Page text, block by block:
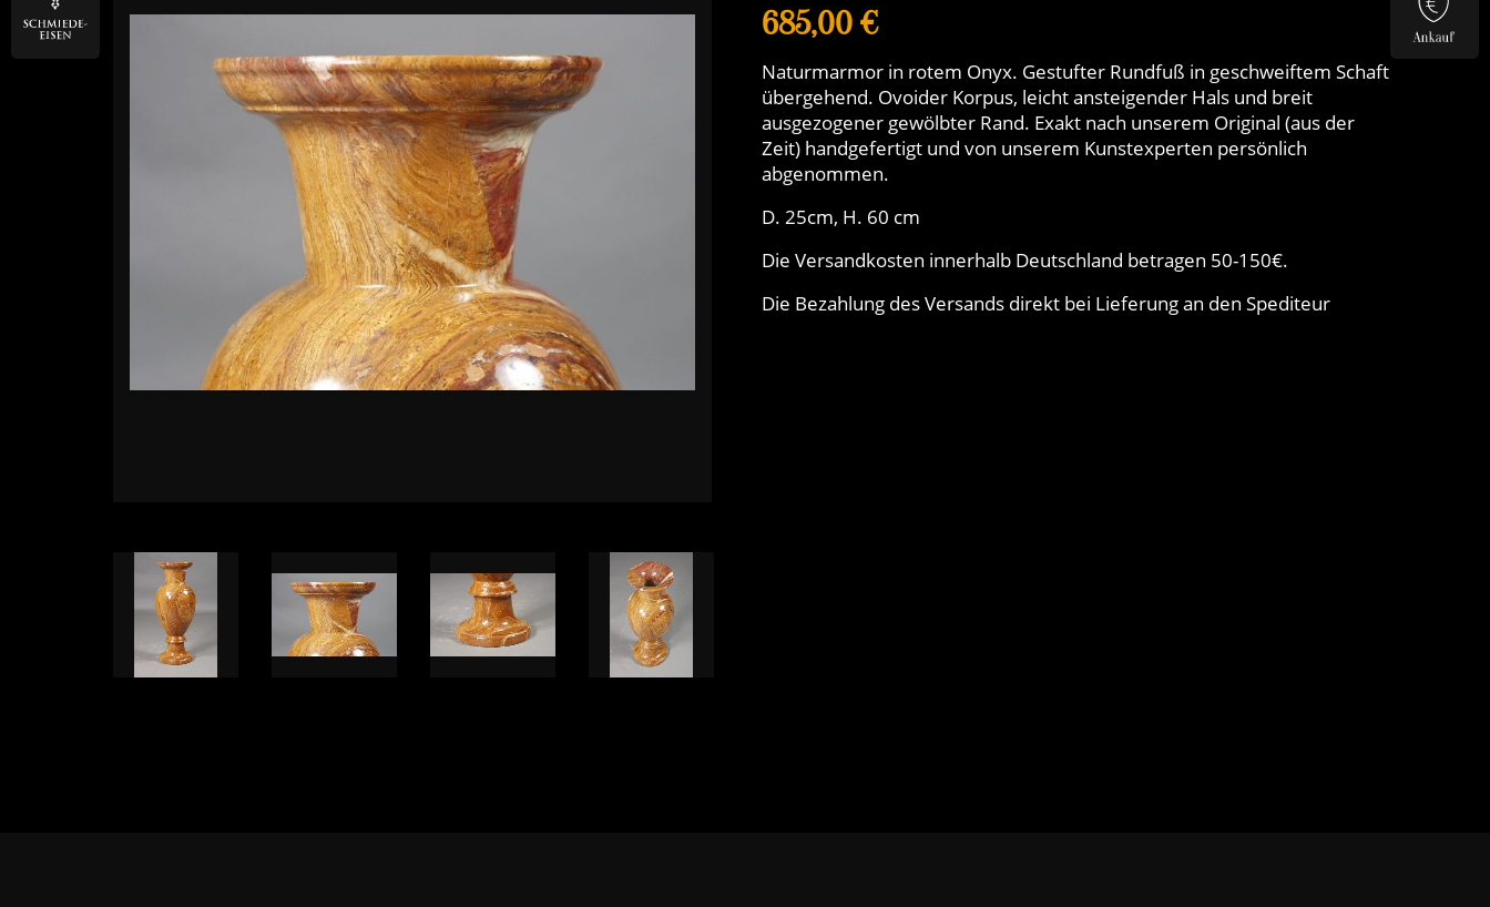
685,00 €
Naturmarmor in rotem Onyx. Gestufter Rundfuß in geschweiftem Schaft
übergehend. Ovoider Korpus, leicht ansteigender Hals und breit
ausgezogener gewölbter Rand. Exakt nach unserem Original (aus der
Zeit) handgefertigt und von unserem Kunstexperten persönlich
abgenommen.
D. 25cm, H. 60 cm
Die Versandkosten innerhalb Deutschland betragen 50-150€.
Die Bezahlung des Versands direkt bei Lieferung an den Spediteur